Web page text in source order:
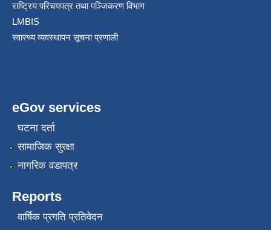
राष्ट्रिय परिचयपत्र तथा पञ्जिकरण विभाग
LMBIS
स्वास्थ्य व्यवस्थापन सूचना प्रणाली
eGov services
घटना दर्ता
सामाजिक सुरक्षा
नागरिक वडापत्र
Reports
वार्षिक प्रगति प्रतिवेदन